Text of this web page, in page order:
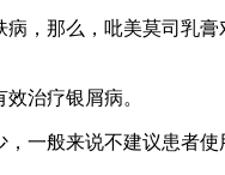
，那么，吡美莫司乳膏
治疗银屑病。
一般来说不建议患者使